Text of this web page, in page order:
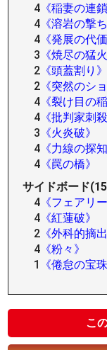
4 《稲妻の連鎖
4 《溶岩の撃
4 《発展の代価
3 《焼尽の猛火
2 《頭蓋割り》
2 《突然のシ
4 《裂け目の稲
4 《批判家刺殺
3 《火炎破》
4 《力線の探知
4 《罠の橋》
サイドボード
4 《フェアリ
4 《紅蓮破》
2 《外科的摘出
4 《粉々》
1
《倦怠の宝珠
こ